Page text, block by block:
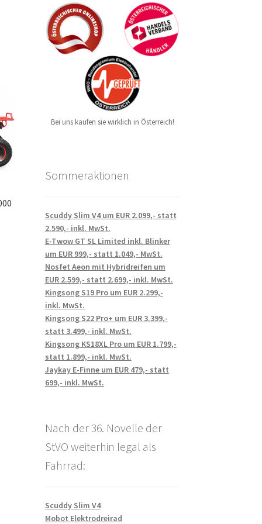
Bei uns kaufen sie wirklich in Österreich!
Sommeraktionen
Scuddy Slim V4 um EUR 2.099,- statt
2.590,- inkl. MwSt.
E-Twow GT SL Limited inkl. Blinker
um EUR 999,- statt 1.049,- MwSt.
Nosfet Aeon mit Hybridreifen um
EUR 2.599,- statt 2.699,- inkl. MwSt.
Kingsong S19 Pro um EUR 2.299,-
inkl. MwSt.
Kingsong S22 Pro+ um EUR 3.399,-
statt 3.499,- inkl. MwSt.
Kingsong KS18XL Pro um EUR 1.799,-
statt 1.899,- inkl. MwSt.
Jaykay E-Finne um EUR 479,- statt
699,- inkl. MwSt.
Nach der 36. Novelle der
StVO weiterhin legal als
Fahrrad:
Scuddy Slim V4
Mobot Elektrodreirad